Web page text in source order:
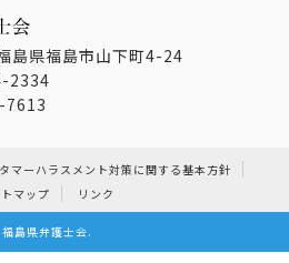
島県福島市山下町4-24
2334
マーハラスメント対策に関する基本方針
マップ
リンク
福島県弁護士会.